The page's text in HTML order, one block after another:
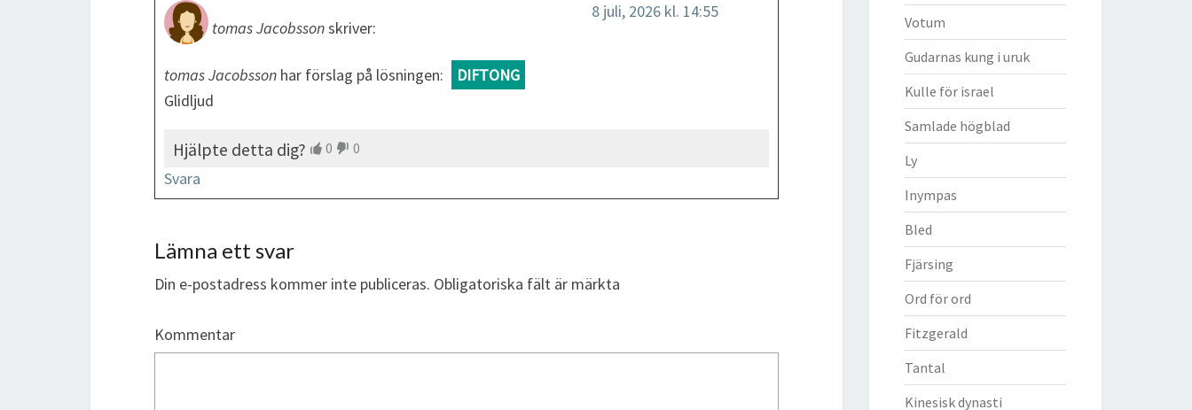
tomas Jacobssonskriver:
8 juli, 2026 kl. 14:55
tomas Jacobsson har förslag på lösningen:
DIFTONG
Glidljud
Hjälpte detta dig? 0 0
Svara
Lämna ett svar
Din e-postadress kommer inte publiceras. Obligatoriska fält är märkta
Kommentar
Votum
Gudarnas kung i uruk
Kulle för israel
Samlade högblad
Ly
Inympas
Bled
Fjärsing
Ord för ord
Fitzgerald
Tantal
Kinesisk dynasti